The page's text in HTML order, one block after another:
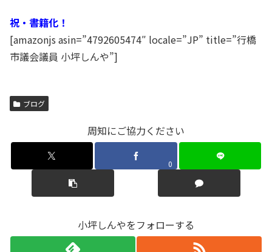
祝・書籍化！
[amazonjs asin=”4792605474″ locale=”JP” title=”行橋
市議会議員 小坪しんや”]
ブログ
周知にご協力ください
0
小坪しんやをフォローする